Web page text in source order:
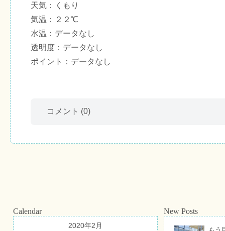
天気：くもり
気温：２２℃
水温：データなし
透明度：データなし
ポイント：データなし
コメント (0)
Calendar
2020年2月
New Posts